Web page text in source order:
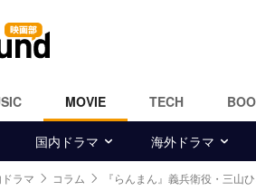
MOVIE TECH
国内ドラマ 海外ドラマ
ラマ コラム 『らんまん』義兵衛役・三山